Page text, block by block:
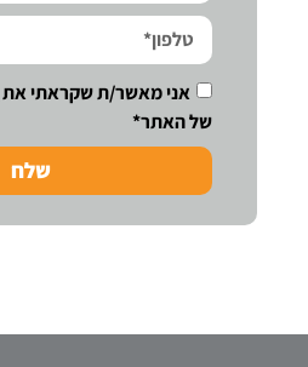
אני מאשר/ת שקראתי את
של האתר*
שלח